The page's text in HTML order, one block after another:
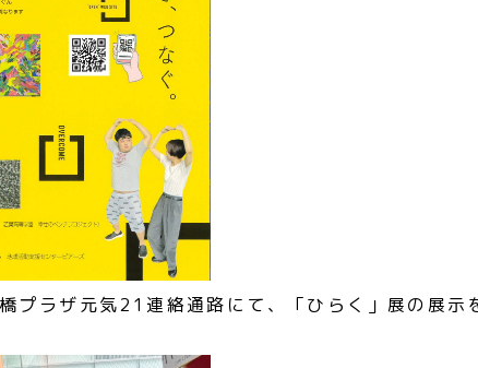
プラザ元気21連絡通路にて、「ひらく」展の展示